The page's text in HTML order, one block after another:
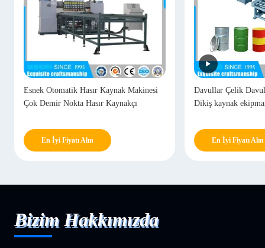
Esnek Otomatik Hasır Kaynak Makinesi
Çok Demir Nokta Hasır Kaynakçı
En İyi Fiyatı Alın
Davullar Çelik
Dikiş kaynak
En İyi Fiyatı Alın
Bizim Hakkımızda